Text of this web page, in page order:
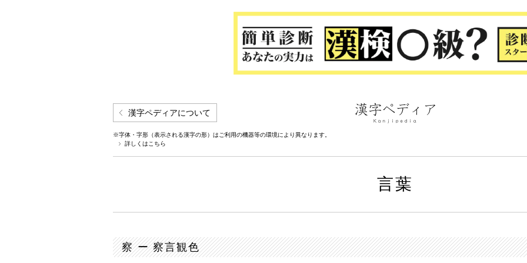
漢字ペディアについて
※字体・字形（表示される漢字の形）はご利用の機器等の環境により異なります。
詳しくはこちら
言葉
察 ー 察言観色